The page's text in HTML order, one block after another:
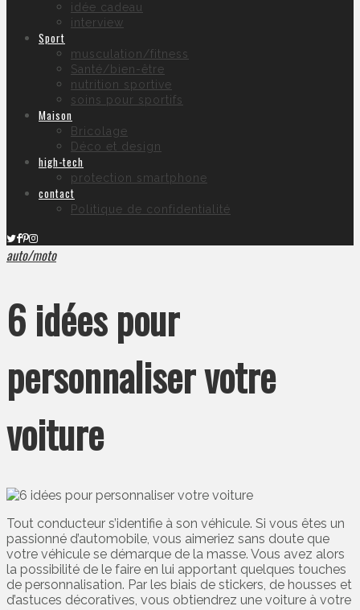
idée cadeau
interview
Sport
musculation/fitness
Santé/bien-être
nutrition sportive
soins pour sportifs
Maison
Bricolage
Déco et design
high-tech
protection smartphone
contact
Politique de confidentialité
auto/moto
6 idées pour
personnaliser votre
voiture
Tout conducteur s’identifie à son véhicule. Si vous êtes un
passionné d’automobile, vous aimeriez sans doute que
votre véhicule se démarque de la masse. Vous avez alors
la possibilité de le faire en lui apportant quelques touches
de personnalisation. Par les biais de stickers, de housses et
d’astuces décoratives, vous obtiendrez une voiture à votre